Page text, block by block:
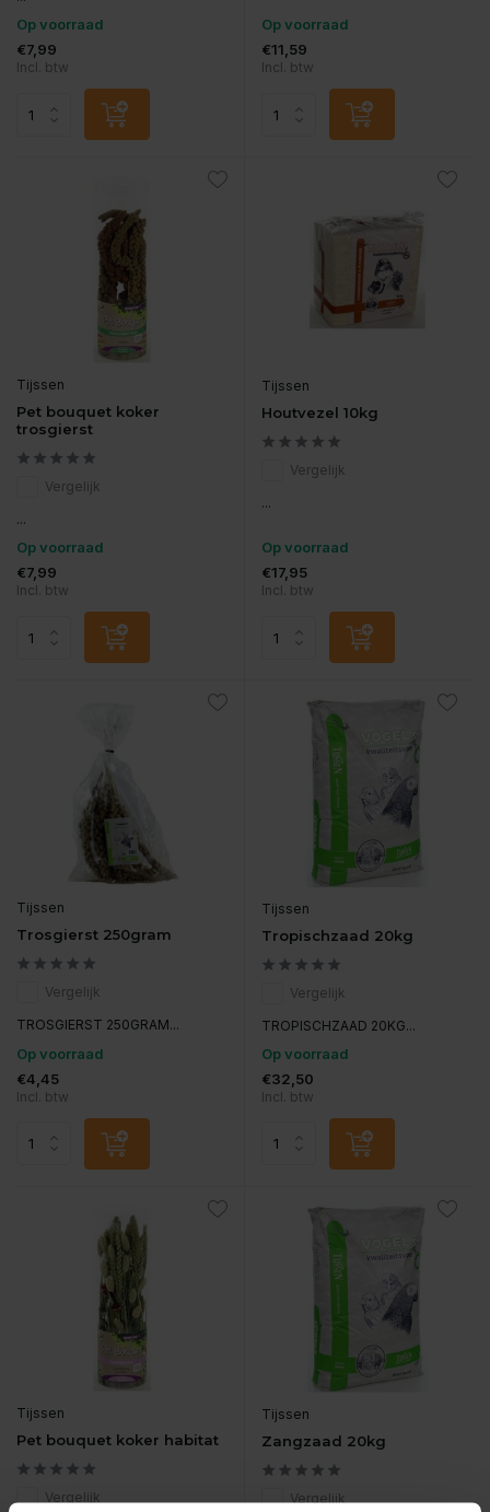
Op voorraad
€7,99
Incl. btw
Op voorraad
€11,59
Incl. btw
Tijssen
Pet bouquet koker
trosgierst
Vergelijk
...
Op voorraad
€7,99
Incl. btw
Tijssen
Houtvezel 10kg
Vergelijk
...
Op voorraad
€17,95
Incl. btw
Tijssen
Trosgierst 250gram
Vergelijk
TROSGIERST 250GRAM...
Op voorraad
€4,45
Incl. btw
Tijssen
Tropischzaad 20kg
Vergelijk
TROPISCHZAAD 20KG...
Op voorraad
€32,50
Incl. btw
Tijssen
Pet bouquet koker habitat
Vergelijk
Tijssen
Zangzaad 20kg
Vergelijk